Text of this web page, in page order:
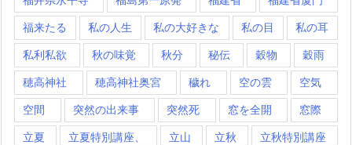
福来たる 私の人生 私の大好きな 私の目 私の耳
私利私欲 秋の味覚 秋分 秘伝 穀物 穀雨
穂高神社 穂高神社奥宮 穢れ 空の雲 空気
空間 突然の出来事 突然死 窓を全開 窓際
立夏 立夏特別講座、 立山 立秋 立秋特別講座